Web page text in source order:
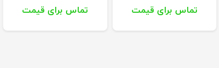
تماس برای قیمت تماس برای قیمت